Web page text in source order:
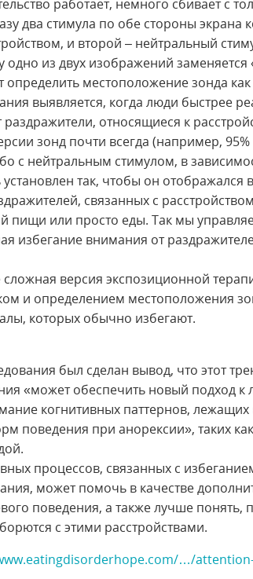
работает, немного сбивает с
два стимула по обе стороны экрана
и второй – нейтральный
одно из двух изображений
определить местоположение зонда
выявляется, когда люди быстрее
относящиеся к
зонд почти всегда (например,
с нейтральным стимулом, в
так, чтобы он отображался
связанных с
пищи или просто еды. Так мы
избегание внимания от
сложная версия экспозиционной
и определением местоположения
которых обычно избегают.
был сделан вывод, что этот
«может обеспечить новый подход к
когнитивных паттернов, лежащих
поведения при анорексии», таких
процессов, связанных с
может помочь в качестве
поведения, а также лучше понять,
с этими расстройствами.
…/